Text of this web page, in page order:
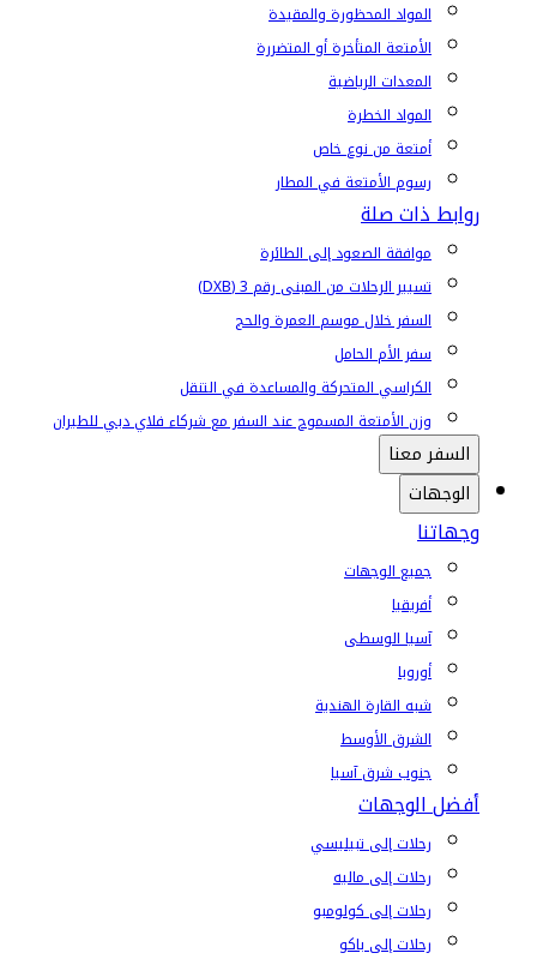
المواد المحظورة والمقيدة
الأمتعة المتأخرة أو المتضررة
المعدات الرياضية
المواد الخطرة
أمتعة من نوع خاص
رسوم الأمتعة في المطار
روابط ذات صلة
موافقة الصعود إلى الطائرة
تسيير الرحلات من المبنى رقم 3 (DXB)
السفر خلال موسم العمرة والحج
سفر الأم الحامل
الكراسي المتحركة والمساعدة في التنقل
وزن الأمتعة المسموح عند السفر مع شركاء فلاي دبي للطيران
السفر معنا
الوجهات
وجهاتنا
جميع الوجهات
أفريقيا
آسيا الوسطى
أوروبا
شبه القارة الهندية
الشرق الأوسط
جنوب شرق آسيا
أفضل الوجهات
رحلات إلى تبيليسي
رحلات إلى ماليه
رحلات إلى كولومبو
رحلات إلى باكو